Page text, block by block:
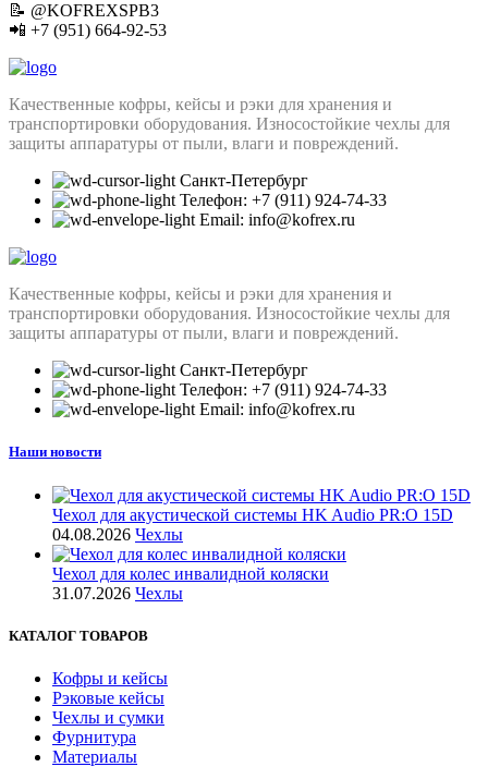
📝 @KOFREXSPB3
📲 +7 (951) 664-92-53
Качественные кофры, кейсы и рэки для хранения и
транспортировки оборудования. Износостойкие чехлы для
защиты аппаратуры от пыли, влаги и повреждений.
Санкт-Петербург
Телефон: +7 (911) 924-74-33
Email: info@kofrex.ru
Качественные кофры, кейсы и рэки для хранения и
транспортировки оборудования. Износостойкие чехлы для
защиты аппаратуры от пыли, влаги и повреждений.
Санкт-Петербург
Телефон: +7 (911) 924-74-33
Email: info@kofrex.ru
Наши новости
Чехол для акустической системы HK Audio PR:O 15D
04.08.2026 Чехлы
Чехол для колес инвалидной коляски
31.07.2026 Чехлы
КАТАЛОГ ТОВАРОВ
Кофры и кейсы
Рэковые кейсы
Чехлы и сумки
Фурнитура
Материалы